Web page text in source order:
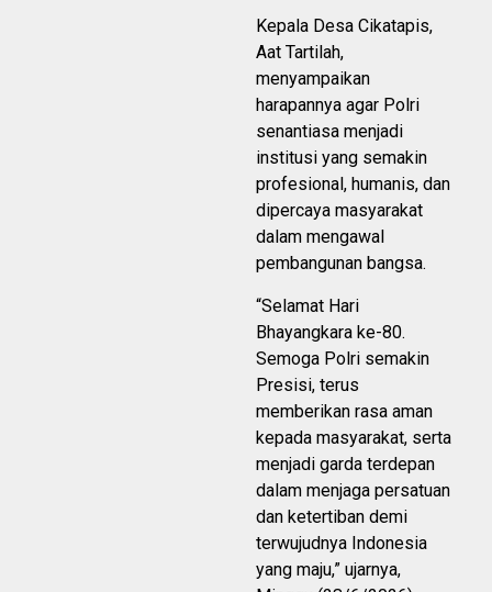
Kepala Desa Cikatapis,
Aat Tartilah,
menyampaikan
harapannya agar Polri
senantiasa menjadi
institusi yang semakin
profesional, humanis, dan
dipercaya masyarakat
dalam mengawal
pembangunan bangsa.
“Selamat Hari
Bhayangkara ke-80.
Semoga Polri semakin
Presisi, terus
memberikan rasa aman
kepada masyarakat, serta
menjadi garda terdepan
dalam menjaga persatuan
dan ketertiban demi
terwujudnya Indonesia
yang maju,” ujarnya,